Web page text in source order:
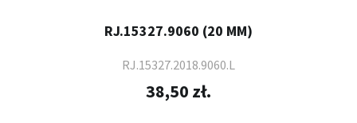
RJ.15327.9060 (20 MM)
RJ.15327.2018.9060.L
38,50 zł.